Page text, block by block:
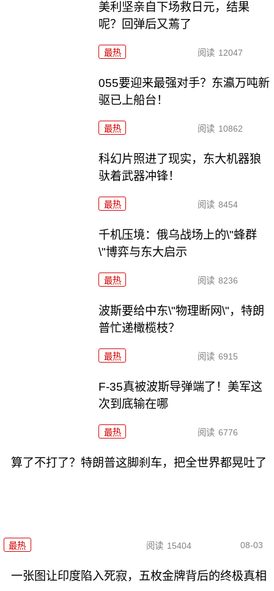
美利坚亲自下场救日元，结果
呢？回弹后又蔫了
最热 阅读 12047
055要迎来最强对手？东瀛万吨新
驱已上船台！
最热 阅读 10862
科幻片照进了现实，东大机器狼
驮着武器冲锋！
最热 阅读 8454
千机压境：俄乌战场上的\"蜂群
\"博弈与东大启示
最热 阅读 8236
波斯要给中东\"物理断网\"，特朗
普忙递橄榄枝？
最热 阅读 6915
F-35真被波斯导弹端了！美军这
次到底输在哪
最热 阅读 6776
算了不打了？特朗普这脚刹车，把全世界都晃吐了
最热 阅读 15404 08-03
一张图让印度陷入死寂，五枚金牌背后的终极真相